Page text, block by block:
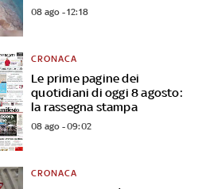
08 ago - 12:18
Le prime pagine dei
quotidiani di oggi 8 agosto:
la rassegna stampa
CRONACA
08 ago - 09:02
CRONACA